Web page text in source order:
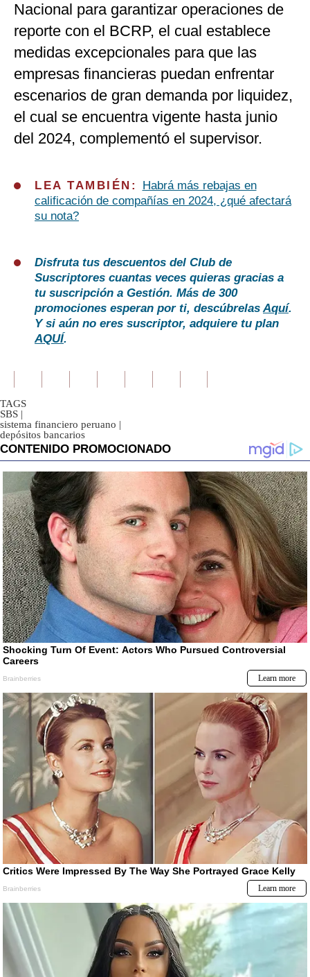
Nacional para garantizar operaciones de
reporte con el BCRP, el cual establece
medidas excepcionales para que las
empresas financieras puedan enfrentar
escenarios de gran demanda por liquidez,
el cual se encuentra vigente hasta junio
del 2024, complementó el supervisor.
LEA TAMBIÉN:
Habrá más rebajas en
calificación de compañías en 2024, ¿qué afectará
su nota?
Disfruta tus descuentos del Club de
Suscriptores cuantas veces quieras gracias a
tu suscripción a Gestión. Más de 300
promociones esperan por ti, descúbrelasAquí.
Y si aún no eres suscriptor, adquiere tu plan
AQUÍ.
TAGS
SBS |
sistema financiero peruano |
depósitos bancarios